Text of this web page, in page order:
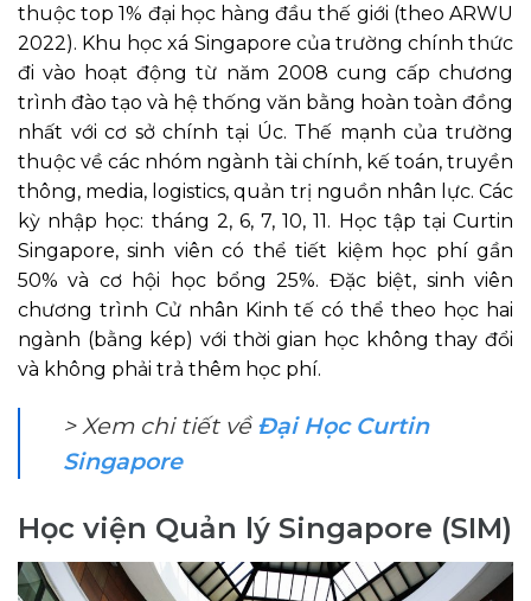
thuộc top 1% đại học hàng đầu thế giới (theo ARWU
2022). Khu học xá Singapore của trường chính thức
đi vào hoạt động từ năm 2008 cung cấp chương
trình đào tạo và hệ thống văn bằng hoàn toàn đồng
nhất với cơ sở chính tại Úc. Thế mạnh của trường
thuộc về các nhóm ngành tài chính, kế toán, truyền
thông, media, logistics, quản trị nguồn nhân lực. Các
kỳ nhập học: tháng 2, 6, 7, 10, 11. Học tập tại Curtin
Singapore, sinh viên có thể tiết kiệm học phí gần
50% và cơ hội học bổng 25%. Đặc biệt, sinh viên
chương trình Cử nhân Kinh tế có thể theo học hai
ngành (bằng kép) với thời gian học không thay đổi
và không phải trả thêm học phí.
> Xem chi tiết về Đại Học Curtin
Singapore
Học viện Quản lý Singapore (SIM)